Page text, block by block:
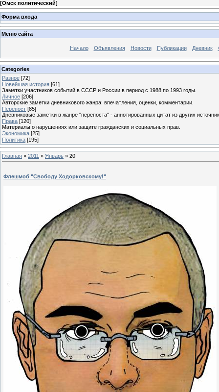
[Омск политический]
Форма входа
Меню сайта
Начало Объявления Новости Публикации Дневник
Categories
Разное [72]
Новейшая история [61]
Заметки участников событий в СССР и России в период с 1988 по 1993 годы.
Личное [206]
Авторские заметки дневникового жанра: впечатления, оценки, комментарии.
Перепост [85]
Дневниковые заметки в жанре "перепоста" - аннотированных цитат из других
Права [120]
Материалы о нарушениях или защите гражданских и социальных прав.
Экономика [25]
Политика [195]
Главная » 2011 » Январь » 20
Флешмоб "Свободу Ходорковскому!"